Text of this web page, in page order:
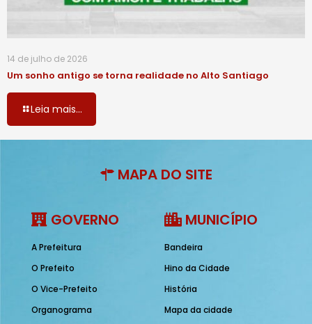
14 de julho de 2026
Um sonho antigo se torna realidade no Alto Santiago
Leia mais...
MAPA DO SITE
GOVERNO
A Prefeitura
O Prefeito
O Vice-Prefeito
Organograma
MUNICÍPIO
Bandeira
Hino da Cidade
História
Mapa da cidade